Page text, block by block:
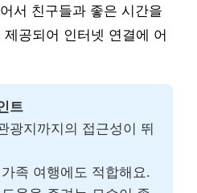
서 친구들과 좋은 시간을
공되어 인터넷 연결에 어
트
광지까지의 접근성이 뛰
족 여행에도 적합해요.